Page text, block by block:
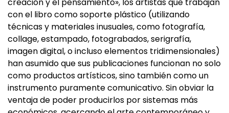
técnicas y materiales inusuales, como fotografía,
collage, estampado, fotograbados, serigrafía,
imagen digital, o incluso elementos tridimensionales)
han asumido que sus publicaciones funcionan no solo
como productos artísticos, sino también como un
instrumento puramente comunicativo. Sin obviar la
ventaja de poder producirlos por sistemas más
económicos, acercando el arte contemporáneo y
poniendo en valor el impacto de las nuevas